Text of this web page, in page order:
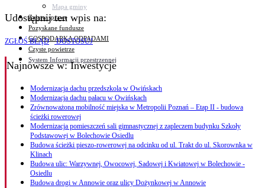
Mapa gminy
Załatw sprawę
Pozyskane fundusze
GOSPODARKA ODPADAMI
Czyste powietrze
System Informacji przestrzennej
Udostępnij ten wpis na:
ZGŁOŚ BŁĄD DOSTOSUJ
Najnowszew: Inwestycje
Modernizacja dachu przedszkola w Owińskach
Modernizacja dachu pałacu w Owińskach
Zrównoważona mobilność miejska w Metropolii Poznań – Etap II - budowa
ścieżki rowerowej
Modernizacja pomieszczeń sali gimnastycznej z zapleczem budynku Szkoły
Podstawowej w Bolechowie Osiedlu
Budowa ścieżki pieszo-rowerowej na odcinku od ul. Trakt do ul. Skorownka w
Klinach
Budowa ulic: Warzywnej, Owocowej, Sadowej i Kwiatowej w Bolechowie -
Osiedlu
Budowa drogi w Annowie oraz ulicy Dożynkowej w Annowie